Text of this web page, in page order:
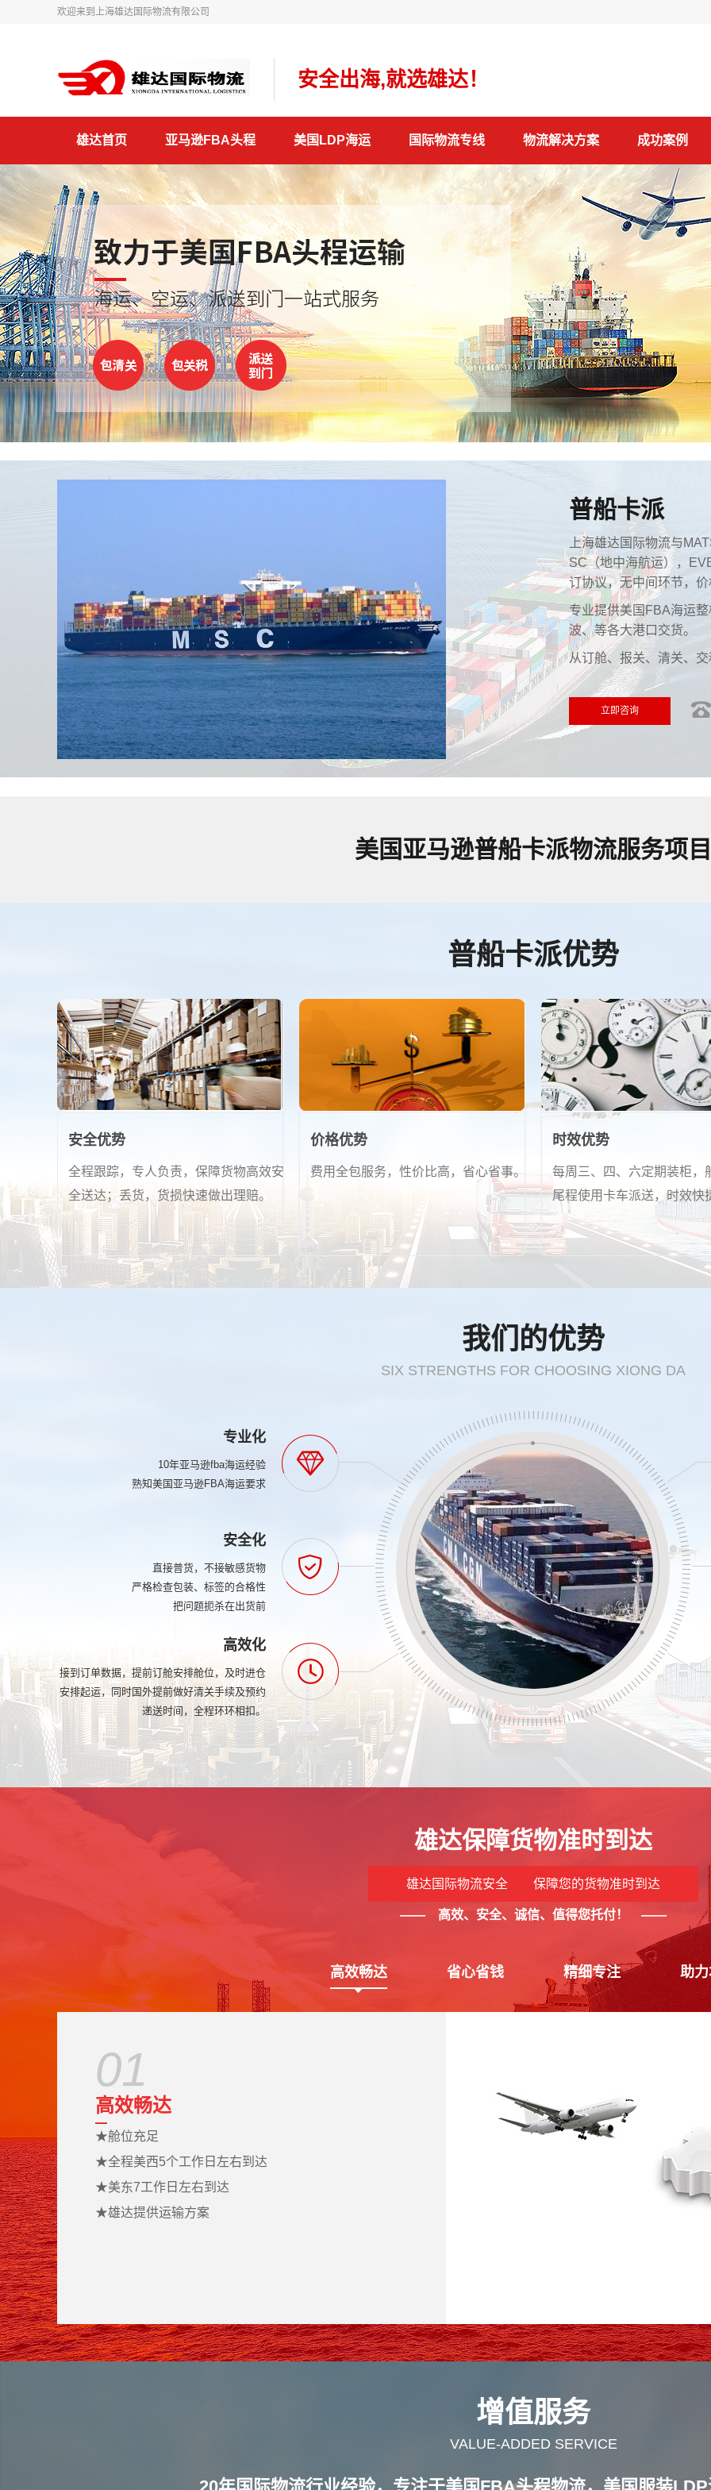
欢迎来到上海雄达国际物流有限公司
安全出海,就选雄达！
雄达首页 亚马逊FBA头程 美国LDP海运 国际物流专线 物流解决方案 成功案例
普船卡派
上海雄达国际物流与
SC（地中海航运），
订协议，无中间环节，
专业提供美国FBA海运
波、等各大港口交货。
从订舱、报关、清关、
立即咨询
美国亚马逊普船卡派物流服务项目
普船卡派优势
安全优势
全程跟踪，专人负责，保障货物高效安
全送达；丢货，货损快速做出理赔。
价格优势
费用全包服务，性价比高，省心省事。
时效优势
每周三、四、六定期装柜，
尾程使用卡车派送，时效快
我们的优势
SIX STRENGTHS FOR CHOOSING XIONG DA
专业化
10年亚马逊fba海运经验
熟知美国亚马逊FBA海运要求
安全化
直接普货，不接敏感货物
严格检查包装、标签的合格性
把问题扼杀在出货前
高效化
接到订单数据，提前订舱安排舱位，及时进仓
安排起运，同时国外提前做好清关手续及预约
递送时间，全程环环相扣。
雄达保障货物准时到达
雄达国际物流安全 保障您的货物准时到达
—— 高效、安全、诚信、值得您托付！ ——
高效畅达 省心省钱 精细专注 助
01
高效畅达
★舱位充足
★全程美西5个工作日左右到达
★美东7工作日 左右到达
★雄达提供运输方案
增值服务
VALUE-ADDED SERVICE